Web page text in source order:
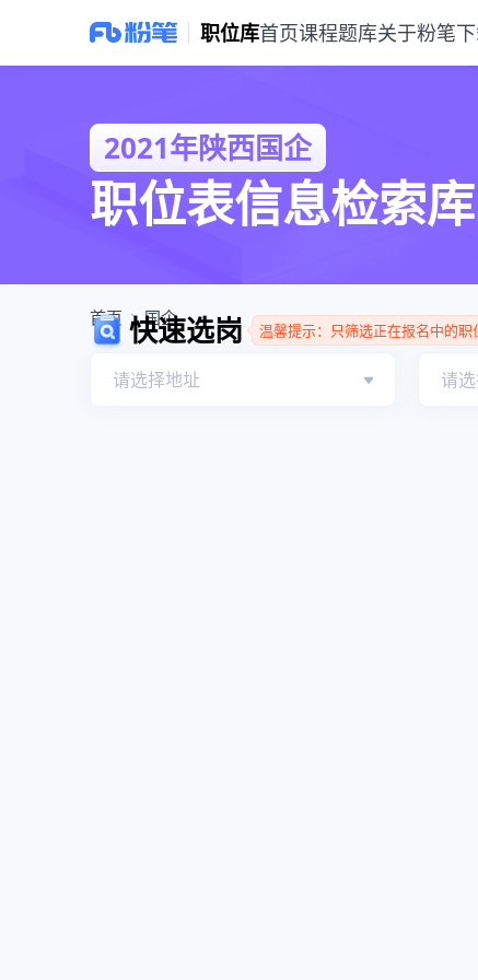
职位库首页课程题库关于粉笔
2021年陕西国企
职位表信息检索库
首页 国企
快速选岗 温馨提示：只筛选正在报名中的职
请选择地址